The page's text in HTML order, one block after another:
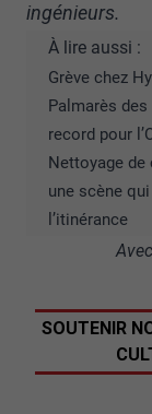
ingénieurs.
À lire aussi :
Grève chez
Palmarès
record pour
Nettoyage de
une scène
l’itinérance
SOUTENIR